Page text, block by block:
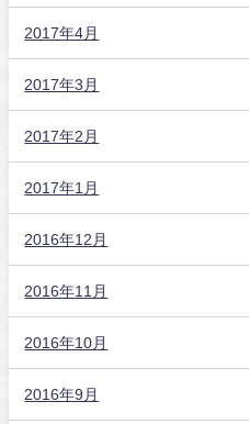
2017年4月
2017年3月
2017年2月
2017年1月
2016年12月
2016年11月
2016年10月
2016年9月